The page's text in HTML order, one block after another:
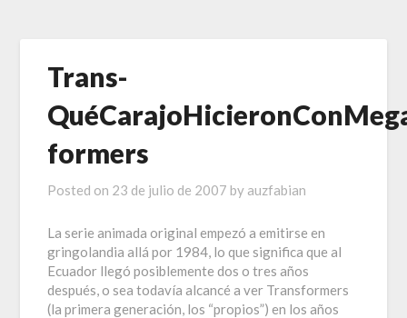
Trans-
formers
Posted on 23 de julio de 2007 by auzfabian
La serie animada original empezó a emitirse en
gringolandia allá por 1984, lo que significa que al
Ecuador llegó posiblemente dos o tres años
después, o sea todavía alcancé a ver Transformers
(la primera generación, los “propios”) en los años